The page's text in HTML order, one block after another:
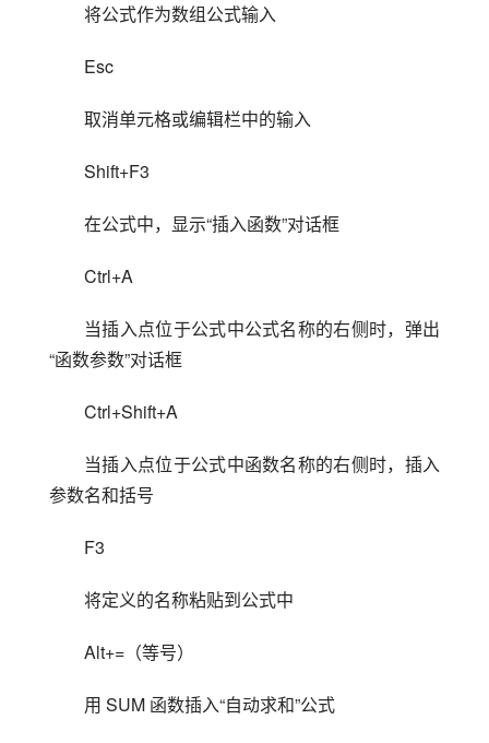
将公式作为数组公式输入
Esc
取消单元格或编辑栏中的输入
Shift+F3
在公式中，显示“插入函数”对话框
Ctrl+A
当插入点位于公式中公式名称的右侧时，弹出
“函数参数”对话框
Ctrl+Shift+A
当插入点位于公式中函数名称的右侧时，插入
参数名和括号
F3
将定义的名称粘贴到公式中
Alt+=（等号）
用 SUM 函数插入“自动求和”公式